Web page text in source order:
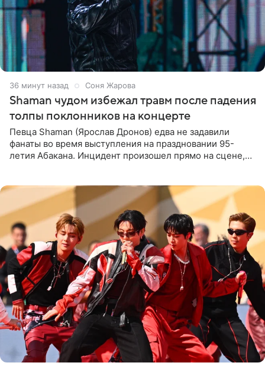
36 минут назад Соня Жарова
Shaman чудом избежал травм после падения
толпы поклонников на концерте
Певца Shaman (Ярослав Дронов) едва не задавили
фанаты во время выступления на праздновании 95-
летия Абакана. Инцидент произошел прямо на сцене,